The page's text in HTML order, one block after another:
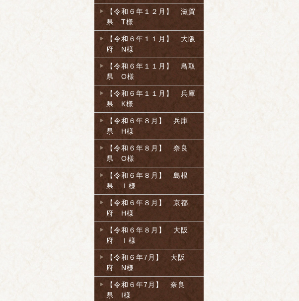
【令和６年１２月】 滋賀
県 T様
【令和６年１１月】 大阪
府 N様
【令和６年１１月】 鳥取
県 O様
【令和６年１１月】 兵庫
県 K様
【令和６年８月】 兵庫
県 H様
【令和６年８月】 奈良
県 O様
【令和６年８月】 島根
県 Ｉ様
【令和６年８月】 京都
府 H様
【令和６年８月】 大阪
府 Ｉ様
【令和６年7月】 大阪
府 N様
【令和６年7月】 奈良
県 I様